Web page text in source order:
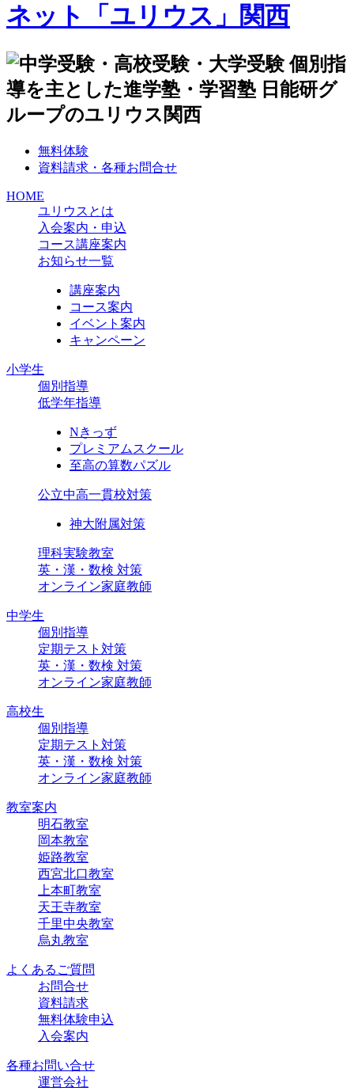
無料体験
資料請求・各種お問合せ
HOME
ユリウスとは
入会案内・申込
コース講座案内
お知らせ一覧
講座案内
コース案内
イベント案内
キャンペーン
小学生
個別指導
低学年指導
Nきっず
プレミアムスクール
至高の算数パズル
公立中高一貫校対策
神大附属対策
理科実験教室
英・漢・数検 対策
オンライン家庭教師
中学生
個別指導
定期テスト対策
英・漢・数検 対策
オンライン家庭教師
高校生
個別指導
定期テスト対策
英・漢・数検 対策
オンライン家庭教師
教室案内
明石教室
岡本教室
姫路教室
西宮北口教室
上本町教室
天王寺教室
千里中央教室
烏丸教室
よくあるご質問
お問合せ
資料請求
無料体験申込
入会案内
各種お問い合せ
運営会社